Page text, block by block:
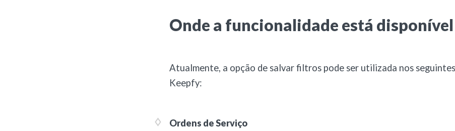
Onde a funcionalidade está disponível
Atualmente, a opção de salvar filtros pode ser utilizada nos
Keepfy:
Ordens de Serviço